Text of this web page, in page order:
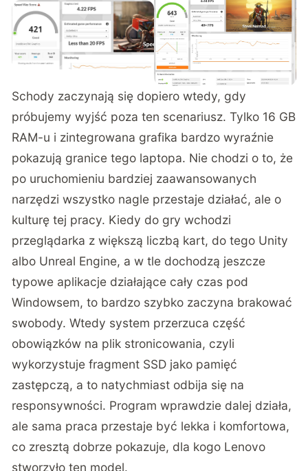
Schody zaczynają się dopiero wtedy, gdy
próbujemy wyjść poza ten scenariusz. Tylko 16 GB
RAM-u i zintegrowana grafika bardzo wyraźnie
pokazują granice tego laptopa. Nie chodzi o to, że
po uruchomieniu bardziej zaawansowanych
narzędzi wszystko nagle przestaje działać, ale o
kulturę tej pracy. Kiedy do gry wchodzi
przeglądarka z większą liczbą kart, do tego Unity
albo Unreal Engine, a w tle dochodzą jeszcze
typowe aplikacje działające cały czas pod
Windowsem, to bardzo szybko zaczyna brakować
swobody. Wtedy system przerzuca część
obowiązków na plik stronicowania, czyli
wykorzystuje fragment SSD jako pamięć
zastępczą, a to natychmiast odbija się na
responsywności. Program wprawdzie dalej działa,
ale sama praca przestaje być lekka i komfortowa,
co zresztą dobrze pokazuje, dla kogo Lenovo
stworzyło ten model.